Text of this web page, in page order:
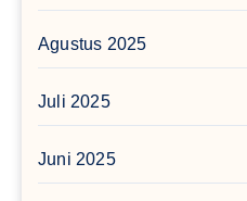
Agustus 2025
Juli 2025
Juni 2025